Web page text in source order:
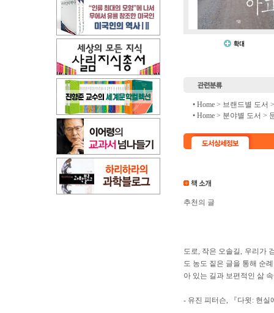
• Home > 브랜드별 도서
• Home > 분야별 도서 >
추천의 글
도로, 작은 오솔길, 우리가
도 농도 짙은 글을 통해 순
아 있는 길과 보편적인 삶
- 유진 피터슨, 『다윗: 현실